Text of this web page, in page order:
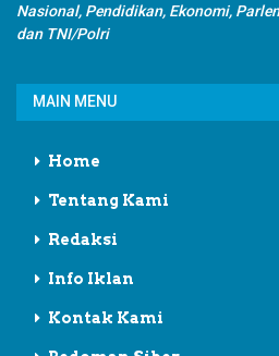
Nasional, Pendidikan, Ekonomi,
dan TNI/Polri
MAIN MENU
Home
Tentang Kami
Redaksi
Info Iklan
Kontak Kami